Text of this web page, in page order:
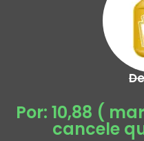
Por: 10,88 (
cancele